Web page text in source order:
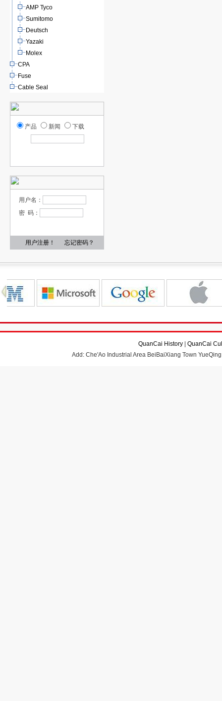
AMP Tyco
Sumitomo
Deutsch
Yazaki
Molex
CPA
Fuse
Cable Seal
产品 新闻 下载
用户名：
密 码：
用户注册！ 忘记密码？
QuanCai History
QuanCai
Add: Che'Ao Industrial Area BeiBaiXiang Town